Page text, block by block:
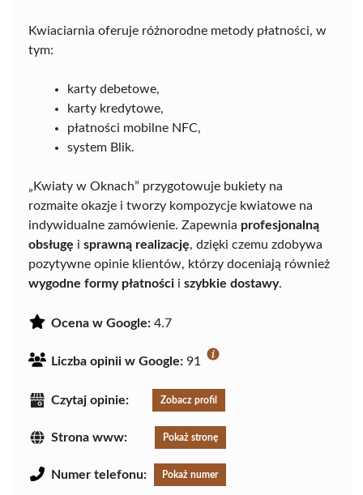
Kwiaciarnia oferuje różnorodne metody płatności, w
tym:
karty debetowe,
karty kredytowe,
płatności mobilne NFC,
system Blik.
„Kwiaty w Oknach” przygotowuje bukiety na
rozmaite okazje i tworzy kompozycje kwiatowe na
indywidualne zamówienie. Zapewnia profesjonalną
obsługę i sprawną realizację, dzięki czemu zdobywa
pozytywne opinie klientów, którzy doceniają również
wygodne formy płatności i szybkie dostawy.
Ocena w Google: 4.7
Liczba opinii w Google: 91
Czytaj opinie: Zobacz profil
Strona www: Pokaż stronę
Numer telefonu: Pokaż numer